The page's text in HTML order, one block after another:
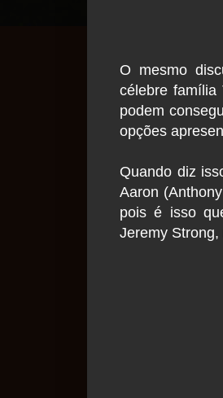
O mesmo
célebre família
podem
opções
Quando diz
Aaron
pois é isso
Jeremy